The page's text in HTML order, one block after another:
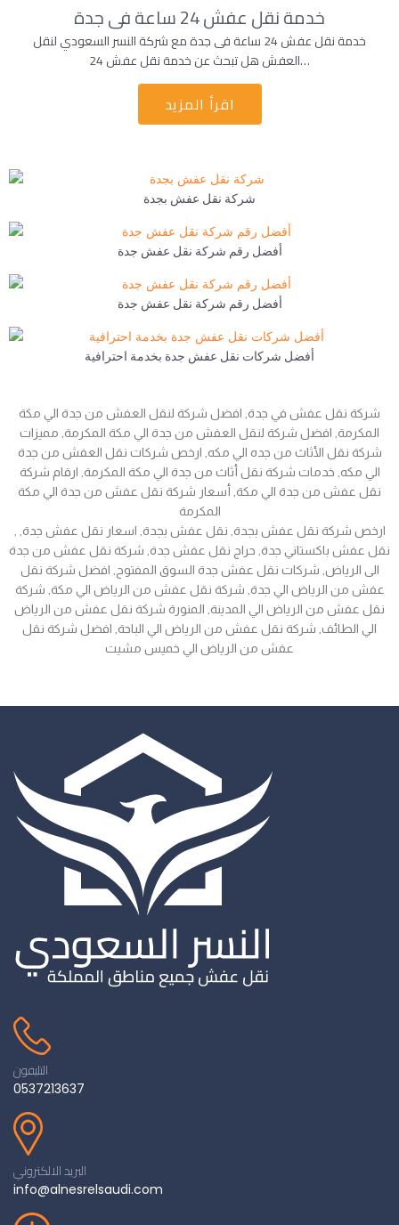
خدمة نقل عفش 24 ساعة فى جدة
خدمة نقل عفش 24 ساعة فى جدة مع شركة النسر السعودي لنقل
العفش هل تبحث عن خدمة نقل عفش 24…
اقرأ المزيد
شركة نقل عفش بجدة
أفضل رقم شركة نقل عفش جدة
أفضل رقم شركة نقل عفش جدة
أفضل شركات نقل عفش جدة بخدمة احترافية
شركة نقل عفش في جدة, افضل شركة لنقل العفش من جدة الي مكة
المكرمة, افضل شركة لنقل العفش من جدة الي مكة المكرمة, مميزات
شركة نقل الأثاث من جده الي مكه, ارخص شركات نقل العفش من جدة
الي مكه, خدمات شركة نقل أثاث من جدة الي مكة المكرمة, ارقام شركة
نقل عفش من جدة الي مكة, أسعار شركة نقل عفش من جدة الي مكة
المكرمة
نقل عفش باكستاني جدة, حراج نقل عفش جدة, شركة نقل عفش من جدة
الى الرياض, شركات نقل عفش جدة السوق المفتوح, افضل شركة نقل
عفش من الرياض الي جدة, شركة نقل عفش من الرياض الي مكة, شركة
نقل عفش من الرياض الي المدينة, المنورة شركة نقل عفش من الرياض
الي الطائف, شركة نقل عفش من الرياض الي الباحة, افضل شركة نقل
عفش من الرياض الي خميس مشيت
التليفون
0537213637
البريد الالكتروني
info@alnesrelsaudi.com